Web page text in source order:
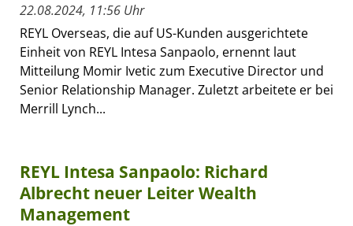
22.08.2024, 11:56 Uhr
REYL Overseas, die auf US-Kunden ausgerichtete
Einheit von REYL Intesa Sanpaolo, ernennt laut
Mitteilung Momir Ivetic zum Executive Director und
Senior Relationship Manager. Zuletzt arbeitete er bei
Merrill Lynch...
REYL Intesa Sanpaolo: Richard
Albrecht neuer Leiter Wealth
Management